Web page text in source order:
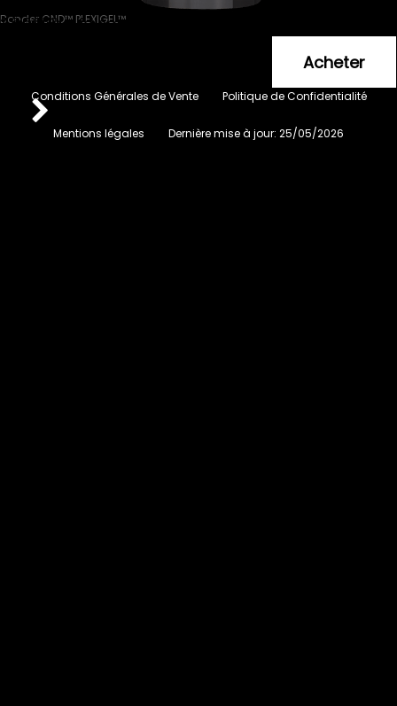
Bonder CND™ PLEXIGEL™
Agent de liaison
28.90 €
Conditions Générales de Vente Politique de Confidentialité
Mentions légales Dernière mise à jour: 25/05/2026